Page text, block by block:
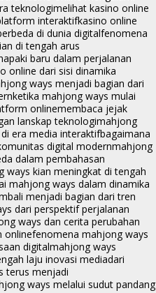
teknologimelihat kasino online
interaktifkasino online
di dunia digitalfenomena
di tengah arus
baru dalam perjalanan
online dari sisi dinamika
ways menjadi bagian dari
ketika mahjong ways mulai
onlinemembaca jejak
lanskap teknologimahjong
era media interaktifbagaimana
digital modernmahjong
dalam pembahasan
kian meningkat di tengah
mahjong ways dalam dinamika
menjadi bagian dari tren
dari perspektif perjalanan
ways dan cerita perubahan
onlinefenomena mahjong ways
digitalmahjong ways
laju inovasi mediadari
terus menjadi
ways melalui sudut pandang